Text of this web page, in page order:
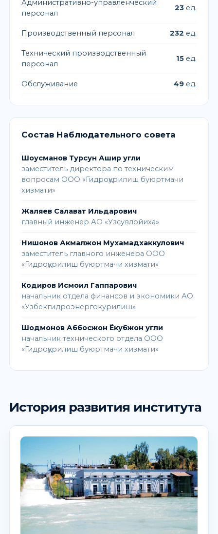
Административно-управленческий
персонал
23 ед.
Производственный персонал 232 ед.
Технический производственный
персонал
15 ед.
Обслуживание 49 ед.
Состав Наблюдательного совета
Шоусманов Турсун Ашир угли
заместитель директора по техническим
вопросам ООО «Гидроқурилиш буюртмачи
хизмати»
Жаляев Салават Ильдарович
главный инженер АО «Узсувлойиха»
Нишонов Акмалжон Мухамадхаккулович
заместитель главного инженера ООО
«Гидроқурилиш буюртмачи хизмати»
Кодиров Исмоил Гаппарович
начальник отдела финансов и экономики АО
«Узбекгидроэнергокурилиш»
Шодмонов Аббосжон Ёкубжон угли
начальник технического отдела ООО
«Гидроқурилиш буюртмачи хизмати»
История развития института